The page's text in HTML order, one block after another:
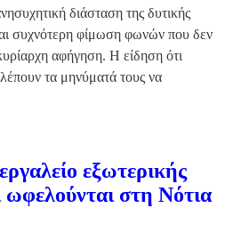
διάσταση της δυτικής
συχνότερη φίμωση φωνών που δεν
αφήγηση. Η είδηση ότι
τα μηνύματά τους να
εξωτερικής
ωφελούνται στη Νότια